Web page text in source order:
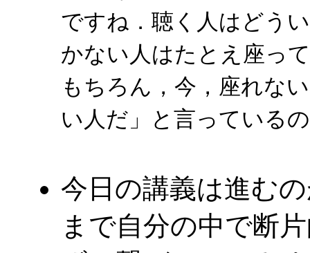
ですね．聴く人はどう
かない人はたとえ座っ
もちろん，今，座れな
い人だ」と言っている
今日の講義は進む
まで自分の中で断